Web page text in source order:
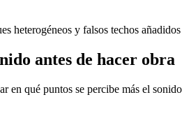
heterogéneos y falsos techos
antes de hacer obra
en qué puntos se percibe más el